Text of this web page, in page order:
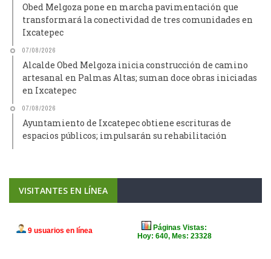
Obed Melgoza pone en marcha pavimentación que
transformará la conectividad de tres comunidades en
Ixcatepec
07/08/2026
Alcalde Obed Melgoza inicia construcción de camino
artesanal en Palmas Altas; suman doce obras iniciadas
en Ixcatepec
07/08/2026
Ayuntamiento de Ixcatepec obtiene escrituras de
espacios públicos; impulsarán su rehabilitación
VISITANTES EN LÍNEA